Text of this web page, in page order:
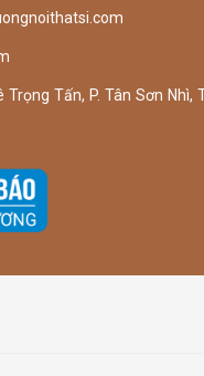
Tấn, P. Tân Sơn Nhì,